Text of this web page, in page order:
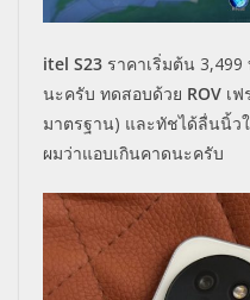
itel S23 ราคาเริ่มต้น 3,499
นะครับ ทดสอบด้วย ROV เ
มาตรฐาน) และทัชได้ลื่นนิ้วใ
ผมว่าแอบเกินคาดนะครับ